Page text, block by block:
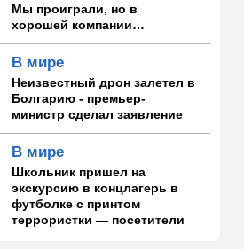
Мы проиграли, но в
хорошей компании…
В мире
Неизвестный дрон залетел в
Болгарию - премьер-
министр сделал заявление
В мире
Школьник пришел на
экскурсию в концлагерь в
футболке с принтом
террористки — посетители